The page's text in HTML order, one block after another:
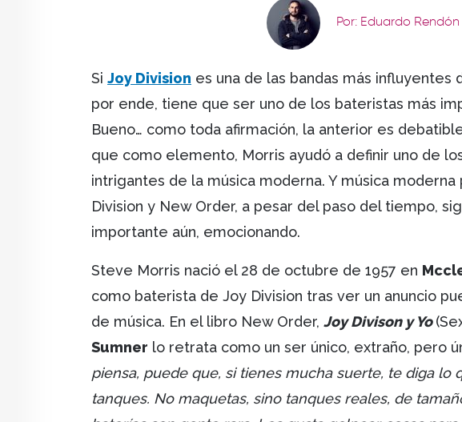
Por: Eduardo
Si Joy Division es una de las bandas más influyentes
por ende, tiene que ser uno de los bateristas más
Bueno… como toda afirmación, la anterior es
que como elemento, Morris ayudó a definir uno de
intrigantes de la música moderna. Y música
Division y New Order, a pesar del paso del tiempo,
importante aún, emocionando.
Steve Morris nació el 28 de octubre de 1957 en
como baterista de Joy Division tras ver un anuncio
de música. En el libro New Order, Joy Divison y Yo
Sumner lo retrata como un ser único, extraño, pero
piensa, puede que, si tienes mucha suerte, te diga lo
tanques. No maquetas, sino tanques reales, de